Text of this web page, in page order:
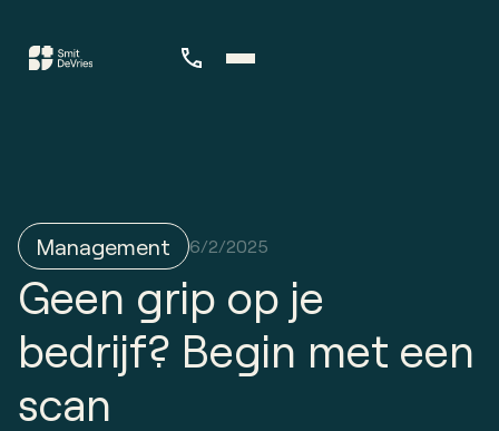
Management 6/2/2025
Geen grip op je
bedrijf? Begin met een
scan